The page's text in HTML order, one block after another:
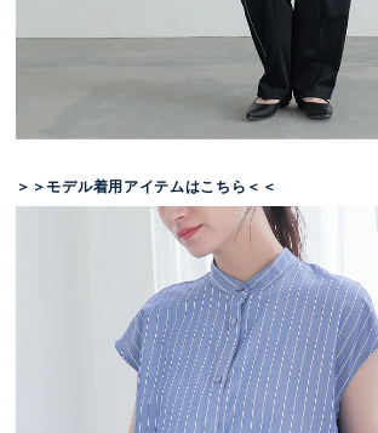
＞＞モデル着用アイテムはこちら＜＜